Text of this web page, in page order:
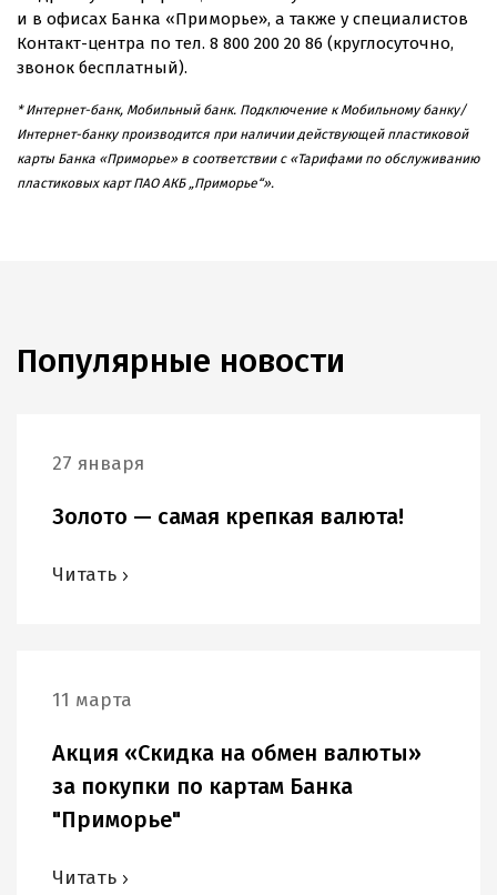
и в офисах Банка «Приморье», а также у специалистов
Контакт-центра по тел. 8 800 200 20 86 (круглосуточно,
звонок бесплатный).
* Интернет-банк, Мобильный банк. Подключение к Мобильному банку/
Интернет-банкупроизводится при наличии действующей пластиковой
карты Банка «Приморье» в соответствии с «Тарифами по обслуживанию
пластиковых карт ПАО АКБ „Приморье“».
Популярные новости
27 января
Золото — самая крепкая валюта!
Читать
11 марта
Акция «Скидка на обмен валюты»
за покупки по картам Банка
"Приморье"
Читать